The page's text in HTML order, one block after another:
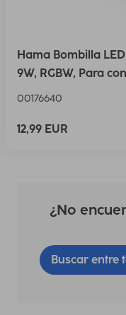
Hama Bombilla
9W, RGBW, Para
00176640
12,99 EUR
¿No
Buscar entre